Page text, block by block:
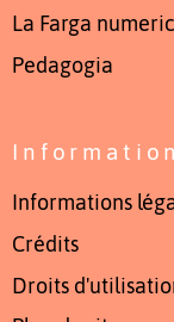
La Farga
Pedagogia
Informations
Crédits
Droits